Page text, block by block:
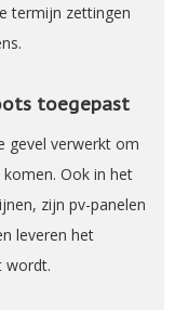
termijn zettingen
toegepast
gevel verwerkt om
Ook in het
zijn pv-panelen
leveren het
wordt.